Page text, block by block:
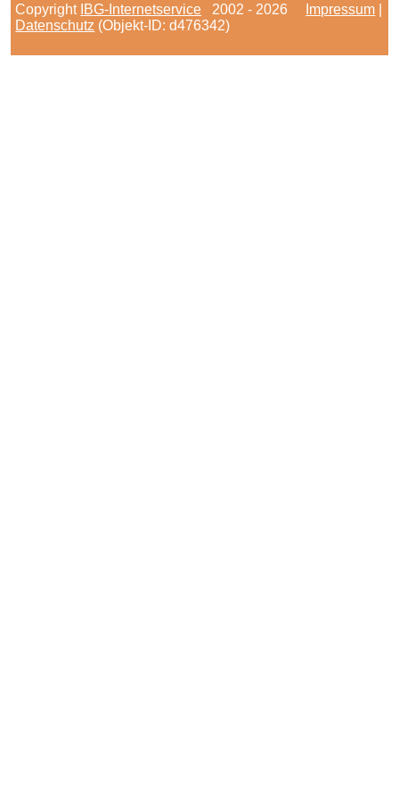
Copyright IBG-Internetservice 2002 - 2026 Impressum
Datenschutz (Objekt-ID: d476342)